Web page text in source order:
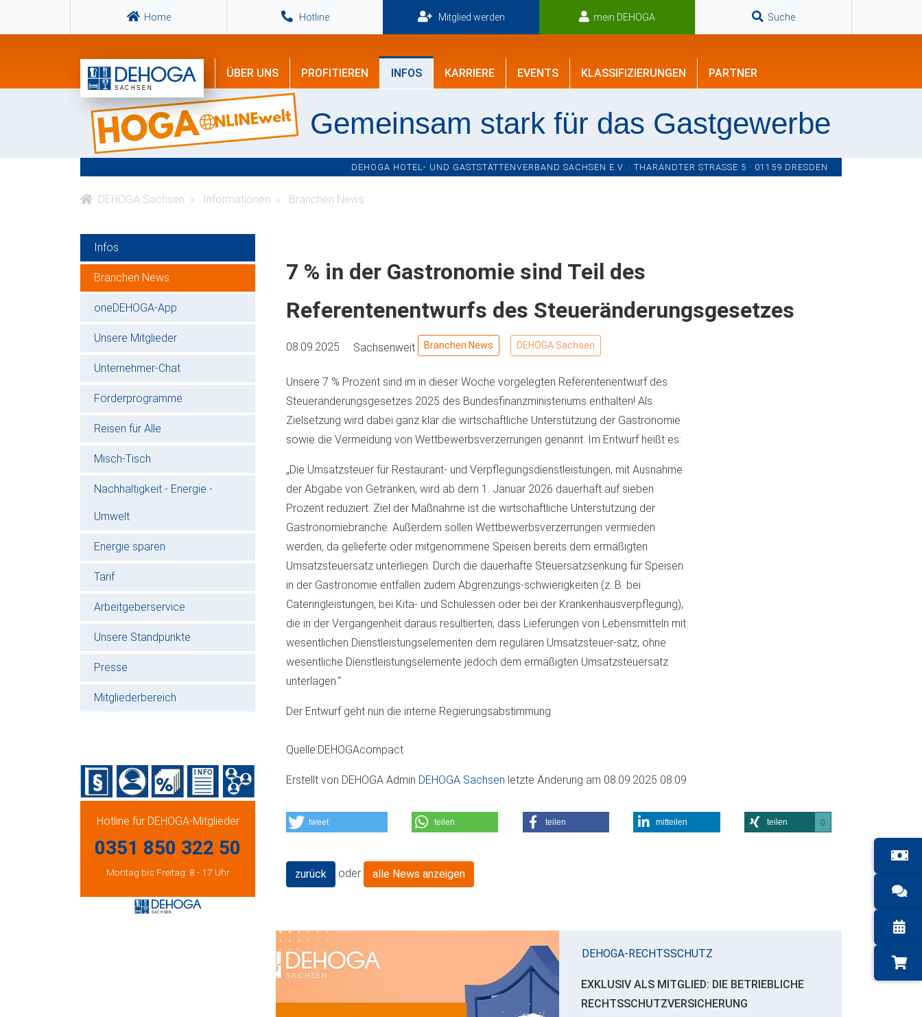
Home Hotline Mitglied werden mein DEHOGA Suche
ÜBER UNS PROFITIEREN INFOS KARRIERE EVENTS KLASSIFIZIERUNGEN PARTNER
Gemeinsam stark für das Gastgewerbe
DEHOGA HOTEL- UND GASTSTÄTTENVERBAND SACHSEN E.V. · THARANDTER STRASSE 5 · 01159 DRESDEN
DEHOGA Sachsen Informationen Branchen News
Infos
Branchen News
oneDEHOGA-App
Unsere Mitglieder
Unternehmer-Chat
Förderprogramme
Reisen für Alle
Misch-Tisch
Nachhaltigkeit - Energie -
Umwelt
Energie sparen
Tarif
Arbeitgeberservice
Unsere Standpunkte
Presse
Mitgliederbereich
Hotline für DEHOGA-Mitglieder
0351 850 322 50
Montag bis Freitag: 8 - 17 Uhr
7 % in der Gastronomie sind Teil des
Referentenentwurfs des Steueränderungsgesetzes
08.09.2025 Sachsenweit Branchen News DEHOGA Sachsen
Unsere 7 % Prozent sind im in dieser Woche vorgelegten Referentenentwurf des
Steueränderungsgesetzes 2025 des Bundesfinanzministeriums enthalten! Als
Zielsetzung wird dabei ganz klar die wirtschaftliche Unterstützung der Gastronomie
sowie die Vermeidung von Wettbewerbsverzerrungen genannt. Im Entwurf heißt es:
„Die Umsatzsteuer für Restaurant- und Verpflegungsdienstleistungen, mit Ausnahme
der Abgabe von Getränken, wird ab dem 1. Januar 2026 dauerhaft auf sieben
Prozent reduziert. Ziel der Maßnahme ist die wirtschaftliche Unterstützung der
Gastronomiebranche. Außerdem sollen Wettbewerbsverzerrungen vermieden
werden, da gelieferte oder mitgenommene Speisen bereits dem ermäßigten
Umsatzsteuersatz unterliegen. Durch die dauerhafte Steuersatzsenkung für Speisen
in der Gastronomie entfallen zudem Abgrenzungs-schwierigkeiten (z. B. bei
Cateringleistungen, bei Kita- und Schulessen oder bei der Krankenhausverpflegung),
die in der Vergangenheit daraus resultierten, dass Lieferungen von Lebensmitteln mit
wesentlichen Dienstleistungselementen dem regulären Umsatzsteuer-satz, ohne
wesentliche Dienstleistungselemente jedoch dem ermäßigten Umsatzsteuersatz
unterlagen.“
Der Entwurf geht nun die interne Regierungsabstimmung.
Quelle:DEHOGAcompact
Erstellt von DEHOGA Admin DEHOGA Sachsen letzte Änderung am 08.09.2025 08:09
tweet teilen teilen mitteilen teilen 0
zurück oder alle News anzeigen
DEHOGA-RECHTSSCHUTZ
EXKLUSIV ALS MITGLIED: DIE BETRIEBLICHE
RECHTSSCHUTZVERSICHERUNG